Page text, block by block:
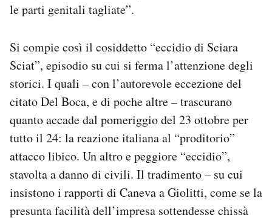
le parti genitali tagliate”.
Si compie così il cosiddetto “eccidio di Sciara
Sciat”, episodio su cui si ferma l’attenzione degli
storici. I quali – con l’autorevole eccezione del
citato Del Boca, e di poche altre – trascurano
quanto accade dal pomeriggio del 23 ottobre per
tutto il 24: la reazione italiana al “proditorio”
attacco libico. Un altro e peggiore “eccidio”,
stavolta a danno di civili. Il tradimento – su cui
insistono i rapporti di Caneva a Giolitti, come se la
presunta facilità dell’impresa sottendesse chissà